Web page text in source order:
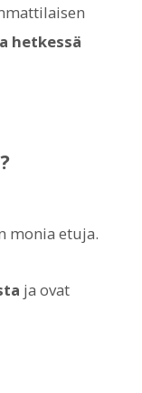
hetkessä
monia etuja.
ja ovat